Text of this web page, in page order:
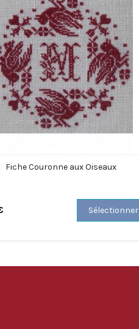
Fiche Couronne aux Oiseaux
Sélectionner